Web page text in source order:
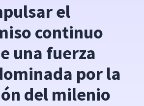
el
continuo
una fuerza
por la
del milenio